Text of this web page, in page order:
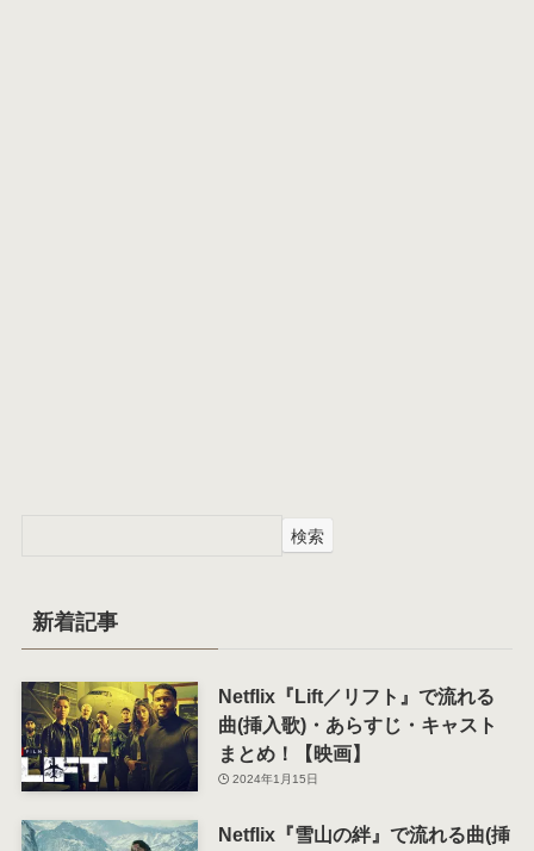
検索
新着記事
Netflix『Lift／リフト』で流れる
曲(挿入歌)・あらすじ・キャスト
まとめ！【映画】
2024年1月15日
Netflix『雪山の絆』で流れる曲(挿